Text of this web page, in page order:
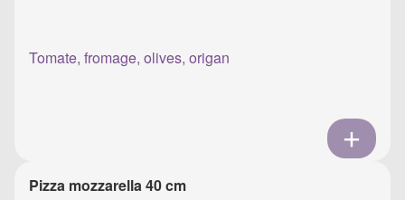
Tomate, fromage, olives, origan
Pizza mozzarella 40 cm